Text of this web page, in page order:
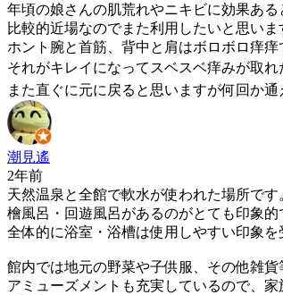
年頃の娘さんの肌荒れやニキビに効果あ
比較的近場なのでまた利用したいと思いま
ホント腕と首筋、背中と肩はボロボロ痒
それがキレイになってスベスベ痒みが取
また直ぐに元に戻ると思いますが何回か
潮見遙
2年前
天然温泉と全館で軟水が使われた場所です
檜風呂・回遊風呂があるのがとても印象
全体的に浴室・浴槽は使用しやすい印象
館内では地元の野菜や子供服、その他雑
アミューズメントも充実しているので、家